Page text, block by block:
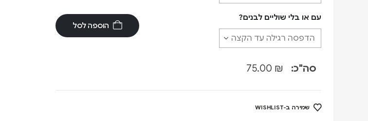
עם או בלי שוליים לבנים?
סה"כ: ₪
הוספה לסל
שמירה ב-WISHLIST